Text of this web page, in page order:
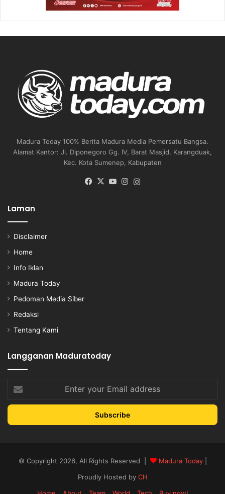
Madura Today 100% Berita Madura Media Pemersatu Bangsa.
Alamat Kantor: Jl. Diponegoro Gg. IV, Barat Masjid, Karangduak,
Kec. Kota Sumenep, Kabupaten
Facebook
X YouTubeInstagram
Laman
Disclaimer
Home
Info Iklan
Madura Today
Pedoman Media Siber
Redaksi
Tentang Kami
Langganan Maduratoday
your
Email
© Copyright 2026, All Rights Reserved | Madura Today
Proudly Hosted by CH